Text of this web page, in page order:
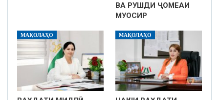
ВА РУШДИ ҶОМЕАИ
МУОСИР
МАҚОЛАҲО МАҚОЛАҲО